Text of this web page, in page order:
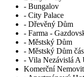
- Bungalov
- City Palace
- Dřevěný Dům
- Farma -
- Městský Dům
- Městský Dům
- Vila Nezávislá A
Komerční